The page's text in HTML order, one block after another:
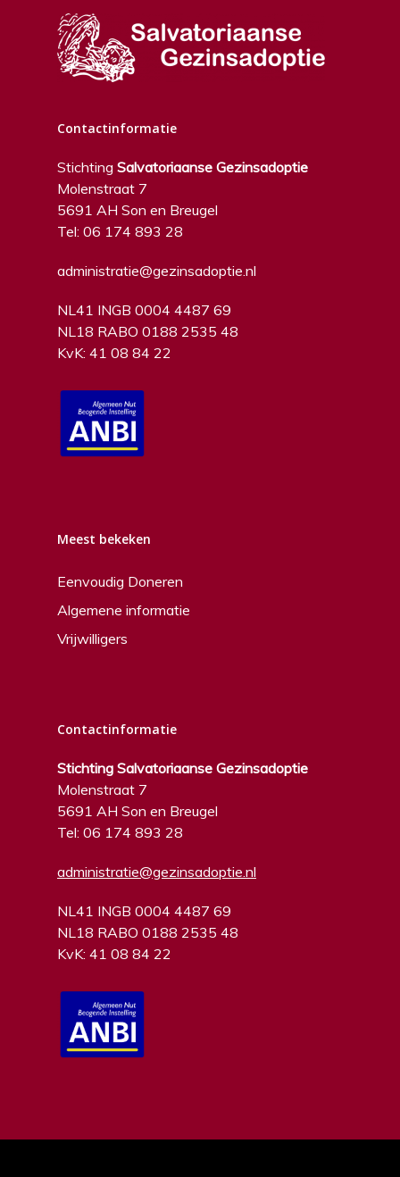
Contactinformatie
Stichting Salvatoriaanse Gezinsadoptie
Molenstraat 7
5691 AH Son en Breugel
Tel: 06 174 893 28
administratie@gezinsadoptie.nl
NL41 INGB 0004 4487 69
NL18 RABO 0188 2535 48
KvK: 41 08 84 22
Meest bekeken
Eenvoudig Doneren
Algemene informatie
Vrijwilligers
Contactinformatie
Stichting Salvatoriaanse Gezinsadoptie
Molenstraat 7
5691 AH Son en Breugel
Tel: 06 174 893 28
administratie@gezinsadoptie.nl
NL41 INGB 0004 4487 69
NL18 RABO 0188 2535 48
KvK: 41 08 84 22